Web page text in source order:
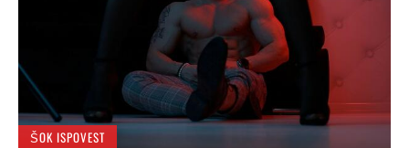
ŠOK ISPOVEST